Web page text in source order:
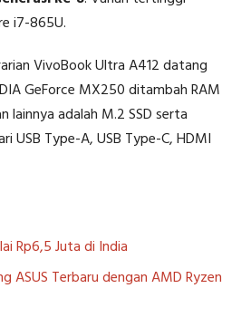
i7-865U.
VivoBook Ultra A412 datang
GeForce MX250 ditambah RAM
lainnya adalah M.2 SSD serta
USB Type-A, USB Type-C, HDMI
Rp6,5 Juta di India
ASUS Terbaru dengan AMD Ryzen